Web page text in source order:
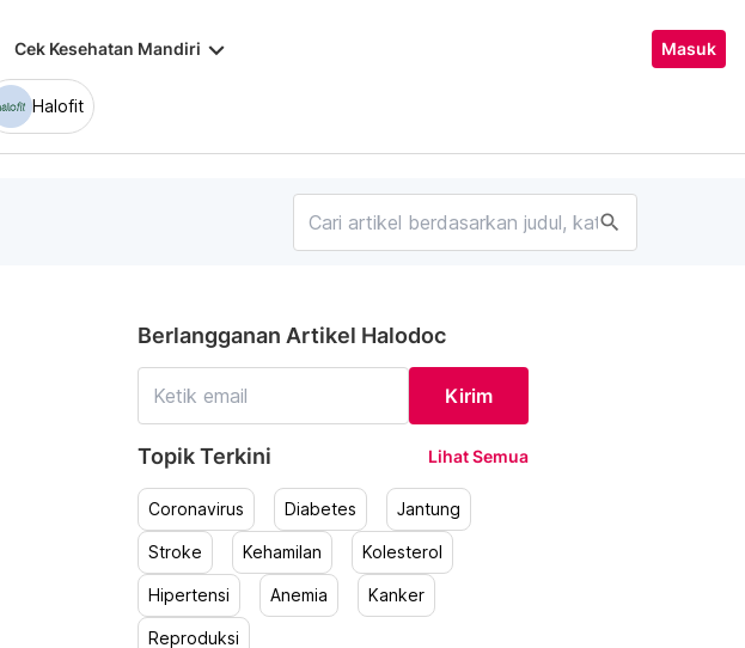
Cek Kesehatan Mandiri keyboard_arrow_down Masuk
Halofit
search
Berlangganan Artikel Halodoc
Kirim
Topik Terkini Lihat Semua
Coronavirus Diabetes Jantung
Stroke Kehamilan Kolesterol
Hipertensi Anemia Kanker
Reproduksi